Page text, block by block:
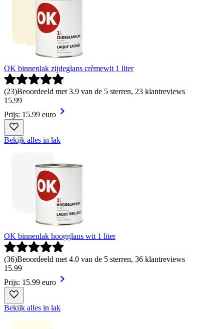
OK binnenlak zijdeglans crèmewit 1 liter
(23)Beoordeeld met 3.9 van de 5 sterren, 23 klantreviews
15.99
Prijs: 15.99 euro
Bekijk alles in lak
OK binnenlak hoogglans wit 1 liter
(36)Beoordeeld met 4.0 van de 5 sterren, 36 klantreviews
15.99
Prijs: 15.99 euro
Bekijk alles in lak